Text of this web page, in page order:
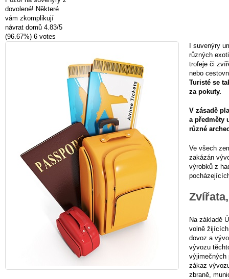
dovolené! Některé
vám zkomplikují
návrat domů 4.83/5
(96.67%) 6 votes
I suvenýry
různých
trofeje či
nebo
Turisté se
za pokuty.
V zásadě
a předměty
různé
Ve všech
zakázán
výrobků z
Na základě
volně
dovoz a
vývozu
výjimečných
zákaz
zbraně,